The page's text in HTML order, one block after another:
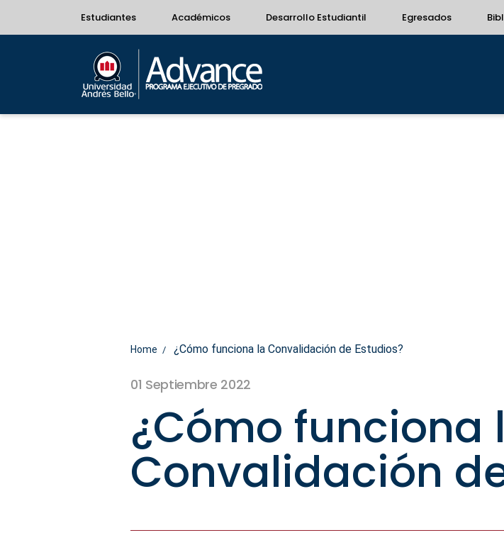
Estudiantes Académicos Desarrollo Estudiantil Egresados
Home ¿Cómo funciona la Convalidación de Estudios?
01 Septiembre 2022
¿Cómo funciona
Convalidación